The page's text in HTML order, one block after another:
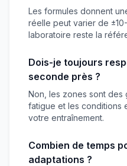
Les formules donnent
réelle peut varier de
laboratoire reste la
Dois-je toujours
seconde près ?
Non, les zones sont des
fatigue et les conditions
votre entraînement.
Combien de temps
adaptations ?